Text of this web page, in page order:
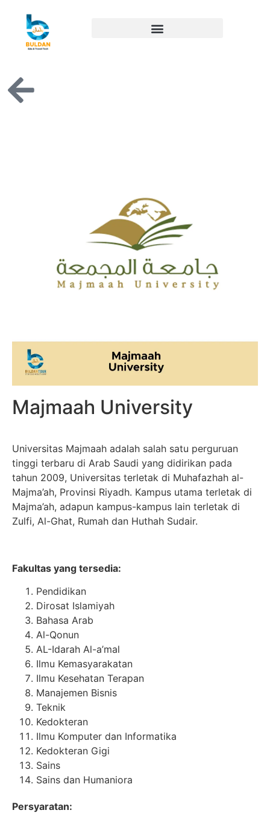
Majmaah University
Universitas Majmaah adalah salah satu perguruan
tinggi terbaru di Arab Saudi yang didirikan pada
tahun 2009, Universitas terletak di Muhafazhah al-
Majma’ah, Provinsi Riyadh. Kampus utama terletak di
Majma’ah, adapun kampus-kampus lain terletak di
Zulfi, Al-Ghat, Rumah dan Huthah Sudair.
Fakultas yang tersedia:
Pendidikan
Dirosat Islamiyah
Bahasa Arab
Al-Qonun
AL-Idarah Al-a’mal
Ilmu Kemasyarakatan
Ilmu Kesehatan Terapan
Manajemen Bisnis
Teknik
Kedokteran
Ilmu Komputer dan Informatika
Kedokteran Gigi
Sains
Sains dan Humaniora
Persyaratan: